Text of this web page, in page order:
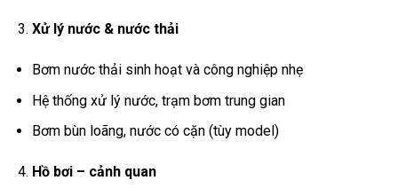
Xử lý nước & nước thải
Bơm nước thải sinh hoạt và công nghiệp nhẹ
Hệ thống xử lý nước, trạm bơm trung gian
Bơm bùn loãng, nước có cặn (tùy model)
Hồ bơi – cảnh quan